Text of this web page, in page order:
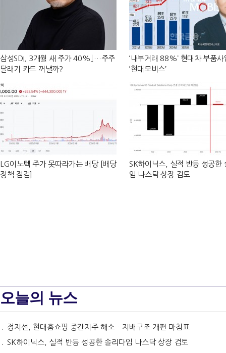
삼성SDI, 3개월 새 주가 40%↓…주주
달래기 카드 꺼낼까?
‘내부거래 88%ʼ 현대차 부품사
‘현대모비스ʼ
LG이노텍 주가 못따라가는 배당 [배당
정책 점검]
SK하이닉스, 실적 반등 성공한
임 나스닥 상장 검토
오늘의 뉴스
정지선, 현대홈쇼핑 중간지주 해소…지배구조 개편 마침표
SK하이닉스, 실적 반등 성공한 솔리다임 나스닥 상장 검토